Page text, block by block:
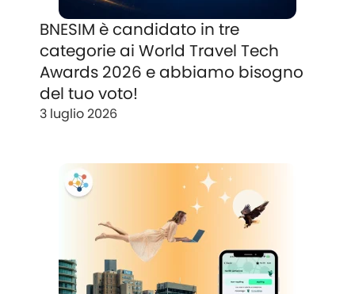
BNESIM è candidato in tre
categorie ai World Travel Tech
Awards 2026 e abbiamo bisogno
del tuo voto!
3 luglio 2026